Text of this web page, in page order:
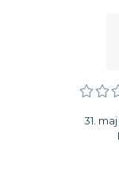
31.